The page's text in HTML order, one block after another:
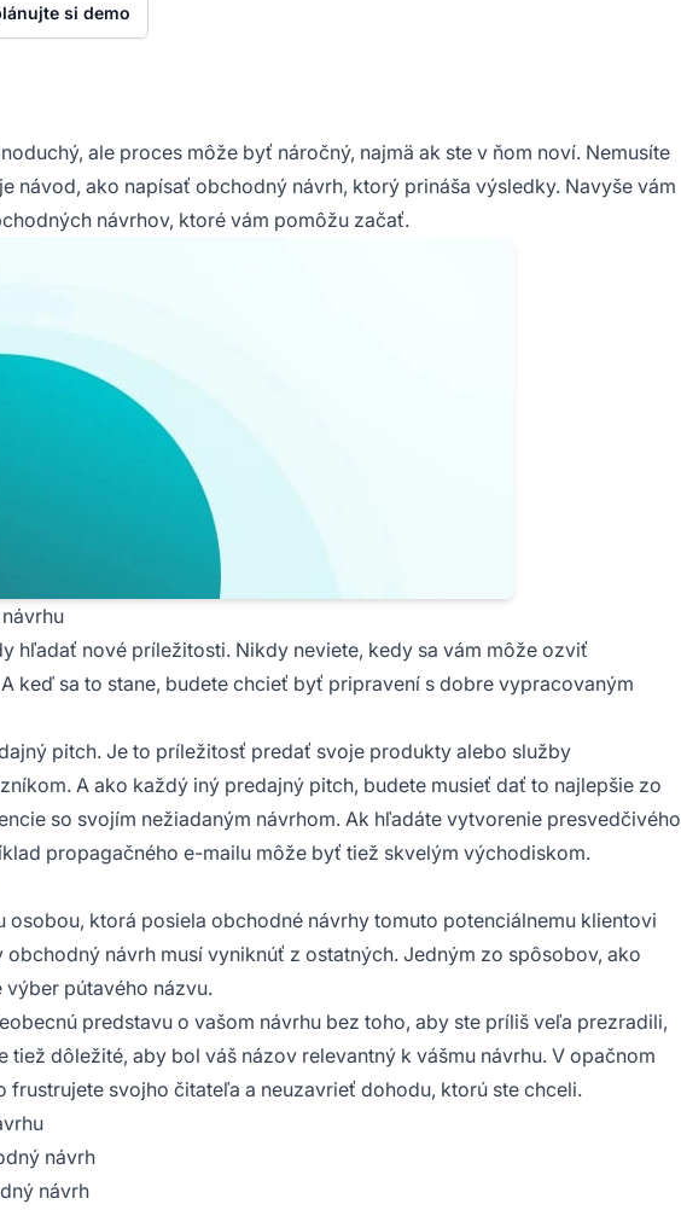
si demo
ale proces môže byť náročný, najmä ak ste v ňom noví. Nemusíte
návod, ako napísať obchodný návrh, ktorý prináša výsledky. Navyše vám
návrhov, ktoré vám pomôžu začať.
hľadať nové príležitosti. Nikdy neviete, kedy sa vám môže ozviť
keď sa to stane, budete chcieť byť pripravení s dobre vypracovaným
pitch. Je to príležitosť predať svoje produkty alebo služby
A ako každý iný predajný pitch, budete musieť dať to najlepšie zo
so svojím nežiadaným návrhom. Ak hľadáte vytvorenie presvedčivého
propagačného e-mailu môže byť tiež skvelým východiskom.
osobou, ktorá posiela obchodné návrhy tomuto potenciálnemu klientovi
návrh musí vyniknúť z ostatných. Jedným zo spôsobov, ako
pútavého názvu.
predstavu o vašom návrhu bez toho, aby ste príliš veľa prezradili,
tiež dôležité, aby bol váš názov relevantný k vášmu návrhu. V opačnom
frustrujete svojho čitateľa a neuzavrieť dohodu, ktorú ste chceli.
návrh
návrh